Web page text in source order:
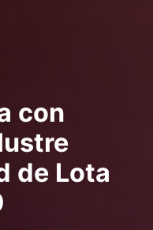
con
de Lota